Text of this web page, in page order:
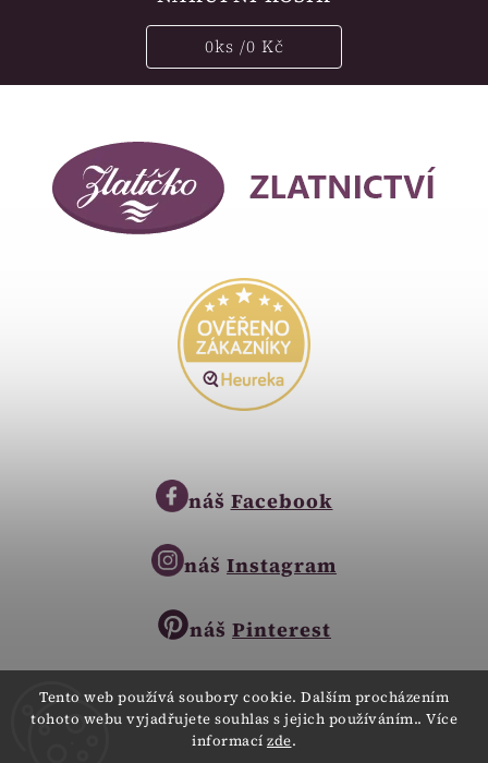
Tento web používá soubory cookie. Dalším procházením
tohoto webu vyjadřujete souhlas s jejich používáním.. Více
informací zde.
0ks /0 Kč
náš Facebook
náš Instagram
náš Pinterest
Copyright © 2023